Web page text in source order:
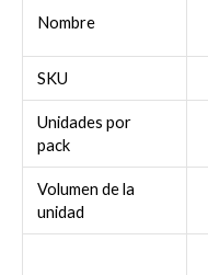
Nombre
SKU
Unidades por
pack
Volumen de la
unidad